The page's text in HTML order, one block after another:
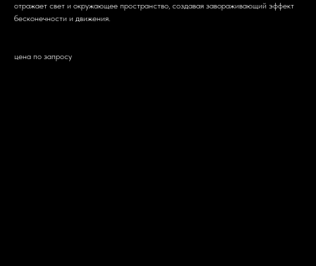
отражает свет и окружающее пространство, создавая завораживающий эффект
бесконечности и движения.
цена по запросу